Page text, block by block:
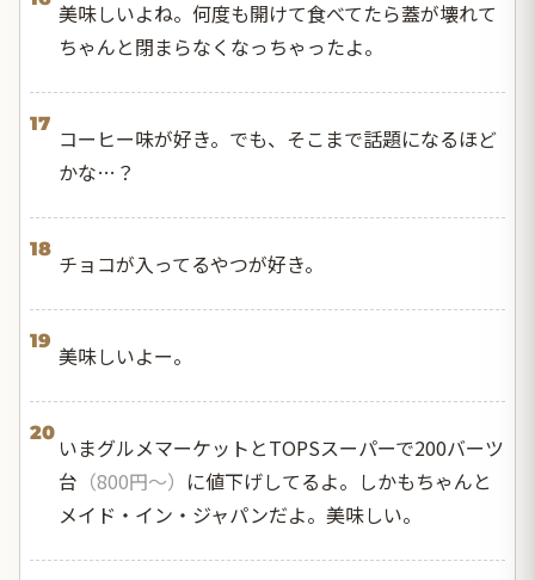
美味しいよね。何度も開けて食べてたら蓋が壊れて
ちゃんと閉まらなくなっちゃったよ。
17
コーヒー味が好き。でも、そこまで話題になるほど
かな…？
18
チョコが入ってるやつが好き。
19
美味しいよー。
20
いまグルメマーケットとTOPSスーパーで200バーツ
台 （800円〜） に値下げしてるよ。しかもちゃんと
メイド・イン・ジャパンだよ。美味しい。